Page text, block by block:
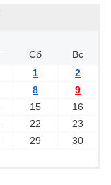
Сб
Вс
1
2
8
9
15
16
22
23
29
30